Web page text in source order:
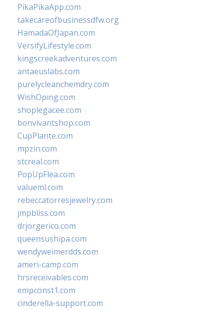
PikaPikaApp.com
takecareofbusinessdfw.org
HamadaOfJapan.com
VersifyLifestyle.com
kingscreekadventures.com
antaeuslabs.com
purelycleanchemdry.com
WishOping.com
shoplegacee.com
bonvivantshop.com
CupPlante.com
mpzin.com
stcreal.com
PopUpFlea.com
valueml.com
rebeccatorresjewelry.com
jmpbliss.com
drjorgerico.com
queensushipa.com
wendyweimerdds.com
ameri-camp.com
hrsreceivables.com
empconst1.com
cinderella-support.com